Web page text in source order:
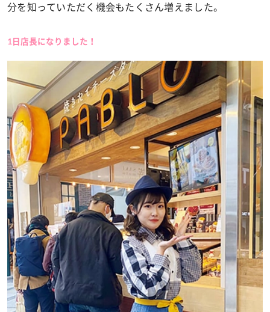
分を知っていただく機会もたくさん増えました。
1日店長になりました！